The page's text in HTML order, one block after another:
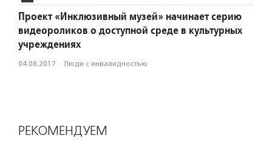
Проект «Инклюзивный музей» начинает серию
видеороликов о доступной среде в культурных
учреждениях
04.08.2017 · Люди с инвалидностью
РЕКОМЕНДУЕМ